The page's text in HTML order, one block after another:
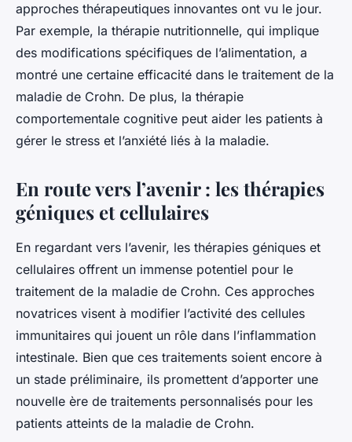
approches thérapeutiques innovantes ont vu le jour.
Par exemple, la thérapie nutritionnelle, qui implique
des modifications spécifiques de l’alimentation, a
montré une certaine efficacité dans le traitement de la
maladie de Crohn. De plus, la thérapie
comportementale cognitive peut aider les patients à
gérer le stress et l’anxiété liés à la maladie.
En route vers l’avenir : les thérapies
géniques et cellulaires
En regardant vers l’avenir, les thérapies géniques et
cellulaires offrent un immense potentiel pour le
traitement de la maladie de Crohn. Ces approches
novatrices visent à modifier l’activité des cellules
immunitaires qui jouent un rôle dans l’inflammation
intestinale. Bien que ces traitements soient encore à
un stade préliminaire, ils promettent d’apporter une
nouvelle ère de traitements personnalisés pour les
patients atteints de la maladie de Crohn.